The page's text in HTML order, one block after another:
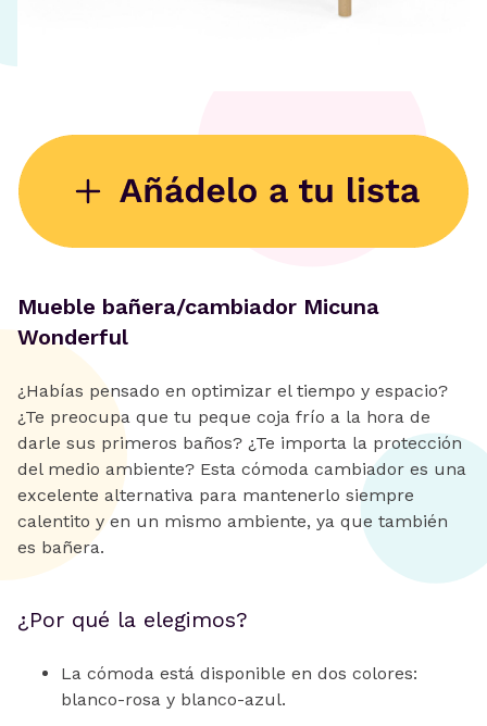
Mueble bañera/cambiador Micuna
Wonderful
¿Habías pensado en optimizar el tiempo y espacio?
¿Te preocupa que tu peque coja frío a la hora de
darle sus primeros baños? ¿Te importa la protección
del medio ambiente? Esta cómoda cambiador es una
excelente alternativa para mantenerlo siempre
calentito y en un mismo ambiente, ya que también
es bañera.
¿Por qué la elegimos?
La cómoda está disponible en dos colores:
blanco-rosa y blanco-azul.